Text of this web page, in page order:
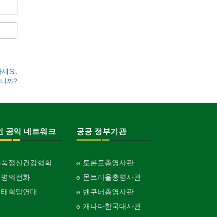
요.
까?
공익 네트워크
정신건강협회
의전화
희망연대
공공 정부기관
토론토총영사관
몬트리올총영사관
벤쿠버총영사관
캐나다한국대사관